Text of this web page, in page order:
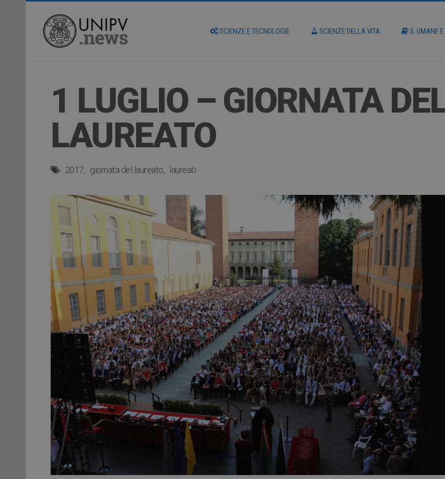
SCIENZE E TECNOLOGIE SCIENZE DELLA VITA S. UMANE
1 LUGLIO – GIORNATA
LAUREATO
2017 giornata del laureato laureati